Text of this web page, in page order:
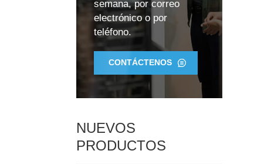
semana, por correo
electrónico o por
teléfono.
CONTÁCTENOS
NUEVOS
PRODUCTOS